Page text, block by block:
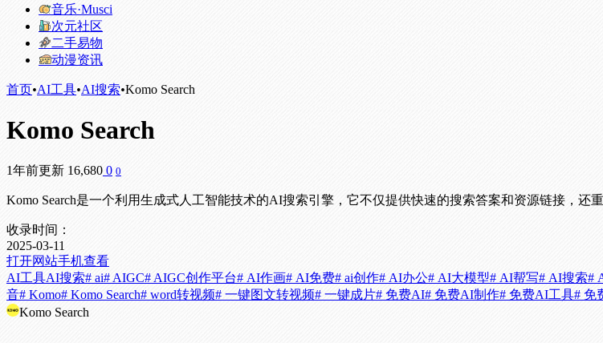
音乐·Musci
次元社区
二手易物
动漫资讯
首页•AI工具•AI搜索•Komo Search
Komo Search
1年前更新 16,680 0 0
Komo Search是一个利用生成式人工智能技术的AI搜索引擎，它不仅提供快速的搜索答案和资源链接，还
收录时间：
2025-03-11
打开网站手机查看
AI工具AI搜索# ai# AIGC# AIGC创作平台# AI作画# AI免费# ai创作# AI办公# AI大模型# AI帮写# AI搜索#
音# Komo# Komo Search# word转视频# 一键图文转视频# 一键成片# 免费AI# 免费AI制作# 免费AI工具# 免
Komo Search